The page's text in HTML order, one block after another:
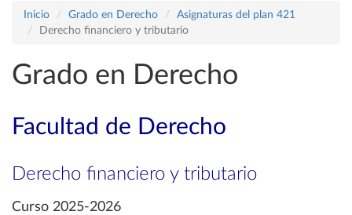
Inicio Grado en Derecho
Asignaturas del plan 421
Derecho financiero y tributario
Grado en Derecho
Facultad de Derecho
Derecho financiero y tributario
Curso 2025-2026